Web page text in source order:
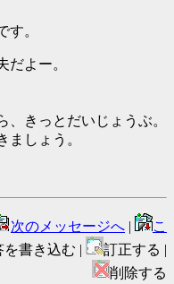
す。
だよー。
きっとだいじょうぶ。
ましょう。
次のメッセージへ |
こ
を書き込む |
訂正する |
削除する